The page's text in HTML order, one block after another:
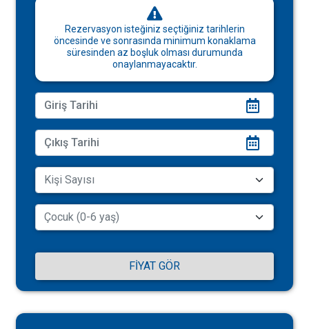
Rezervasyon isteğiniz seçtiğiniz tarihlerin
öncesinde ve sonrasında minimum konaklama
süresinden az boşluk olması durumunda
onaylanmayacaktır.
FIYAT GÖR